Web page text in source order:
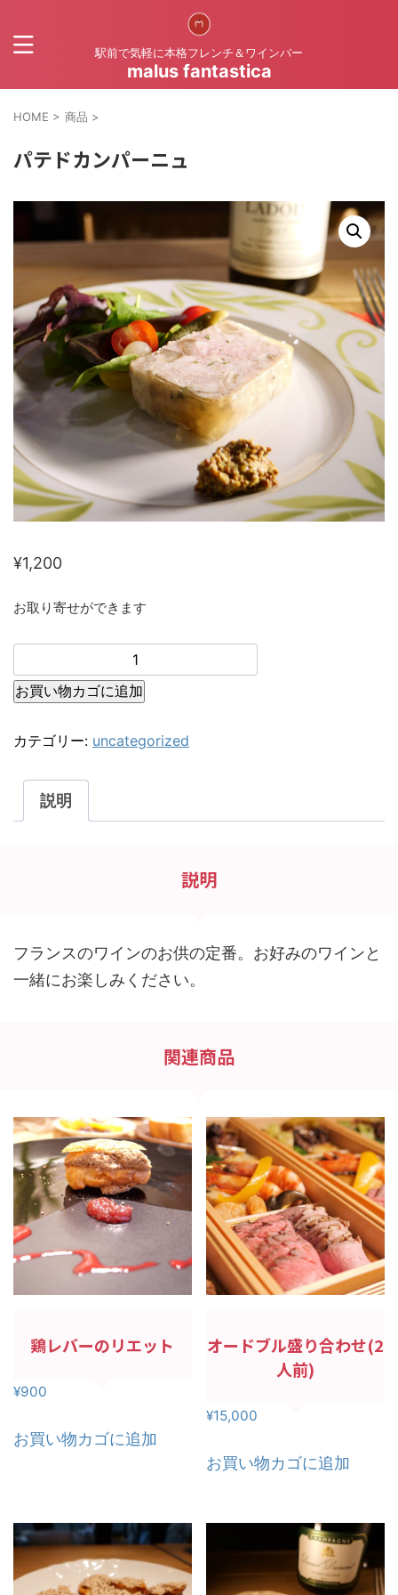
駅前で気軽に本格フレンチ＆ワインバー
malus fantastica
HOME > 商品 >
パテドカンパーニュ
¥1,200
お取り寄せができます
お買い物カゴに追加
カテゴリー: uncategorized
説明
説明
フランスのワインのお供の定番。お好みのワインと
一緒にお楽しみください。
関連商品
鶏レバーのリエット
¥900
お買い物カゴに追加
オードブル盛り合わせ(2
人前)
¥15,000
お買い物カゴに追加